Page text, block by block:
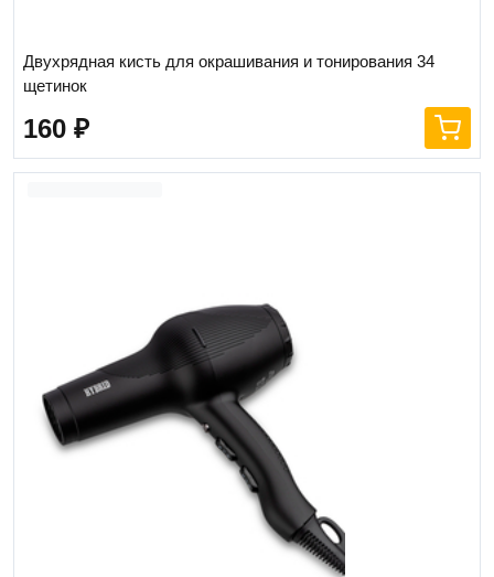
Двухрядная кисть для окрашивания и тонирования 34
щетинок
160 ₽